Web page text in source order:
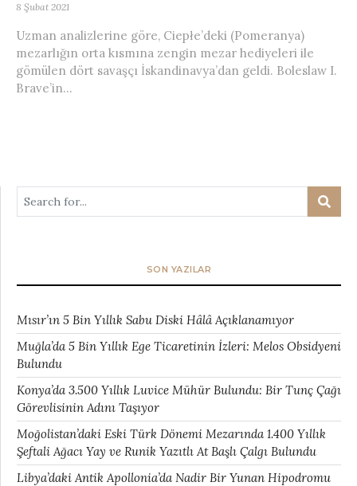
8 Şubat 2021
Uzman analizlerine göre, Ciepłe’deki (Pomeranya)
mezarlığın orta kısmına zengin mezar hediyeleri ile
gömülen dört savaşçı İskandinavya’dan geldi. Boleslaw I.
Brave’in...
SON YAZILAR
Mısır’ın 5 Bin Yıllık Sabu Diski Hâlâ Açıklanamıyor
Muğla’da 5 Bin Yıllık Ege Ticaretinin İzleri: Melos Obsidyeni
Bulundu
Konya’da 3.500 Yıllık Luvice Mühür Bulundu: Bir Tunç Çağı
Görevlisinin Adını Taşıyor
Moğolistan’daki Eski Türk Dönemi Mezarında 1.400 Yıllık
Şeftali Ağacı Yay ve Runik Yazıtlı At Başlı Çalgı Bulundu
Libya’daki Antik Apollonia’da Nadir Bir Yunan Hipodromu